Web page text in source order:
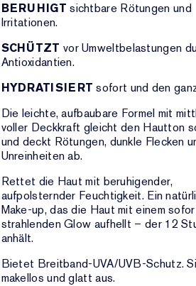
BERUHIGT sichtbare Rötungen und
Irritationen.
SCHÜTZT vor Umweltbelastungen
Antioxidantien.
HYDRATISIERT sofort und den
Die leichte, aufbaubare Formel mit
voller Deckkraft gleicht den Hautton
und deckt Rötungen, dunkle Flecken
Unreinheiten ab.
Rettet die Haut mit beruhigender,
aufpolsternder Feuchtigkeit. Ein
Make-up, das die Haut mit einem
strahlenden Glow aufhellt – der 12
anhält.
Bietet Breitband-UVA/UVB-Schutz.
makellos und glatt aus.